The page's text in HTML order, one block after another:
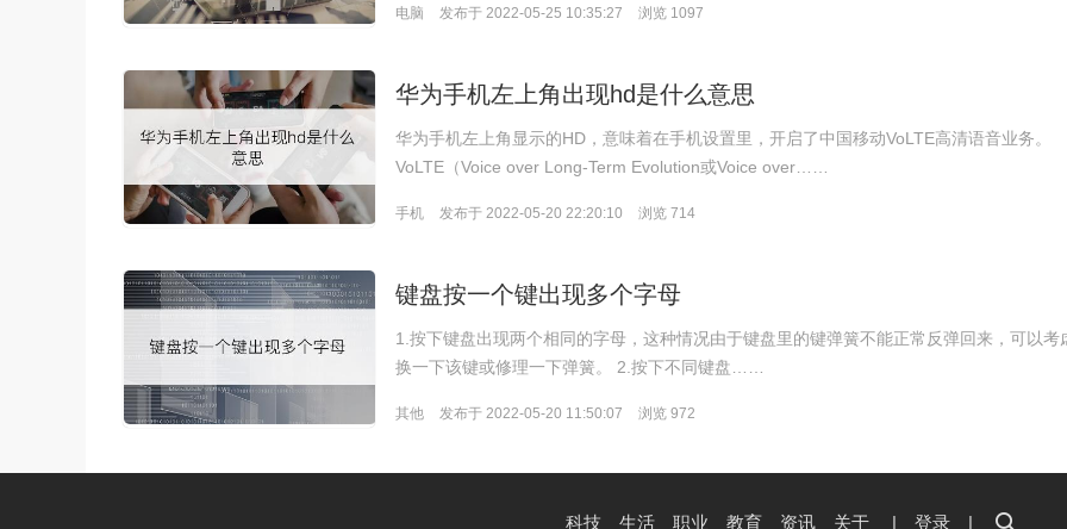
电脑 发布于 2022-05-25 10:35:27 浏览 1097
华为手机左上角出现hd是什么意思
华为手机左上角显示的HD，意味着在手机设置里，开启了中国移动VoLTE高清语音业务。
VoLTE（Voice over Long-Term Evolution或Voice over……
手机 发布于 2022-05-20 22:20:10 浏览 714
键盘按一个键出现多个字母
1.按下键盘出现两个相同的字母，这种情况由于键盘里的键弹簧不能正常反弹回来，可以考
换一下该键或修理一下弹簧。 2.按下不同键盘……
其他 发布于 2022-05-20 11:50:07 浏览 972
科技 生活 职业 教育 资讯 关于 | 登录 |